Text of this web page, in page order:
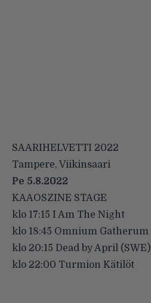
SAARIHELVETTI 2022
Tampere, Viikinsaari
Pe 5.8.2022
KAAOSZINE STAGE
klo 17:15 I Am The Night
klo 18:45 Omnium Gatherum
klo 20:15 Dead by April (SWE)
klo 22:00 Turmion Kätilöt